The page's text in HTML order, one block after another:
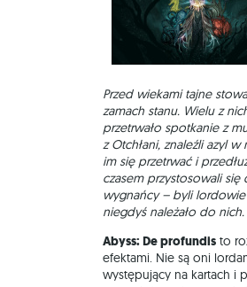
Przed wiekami tajne
zamach stanu. Wielu z
przetrwało spotkanie z
z Otchłani, znaleźli azyl
im się przetrwać i
czasem przystosowali
wygnańcy – byli
niegdyś należało do nich.
Abyss: De profundis to
efektami. Nie są oni
występujący na kartach i